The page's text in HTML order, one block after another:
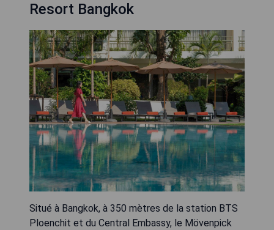
Resort Bangkok
Situé à Bangkok, à 350 mètres de la station BTS
Ploenchit et du Central Embassy, le Mövenpick